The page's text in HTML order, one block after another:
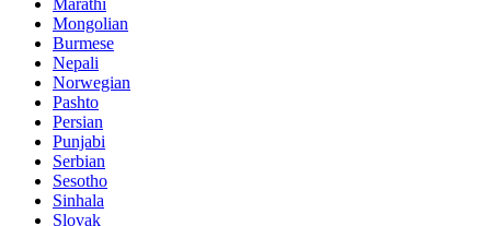
Marathi
Mongolian
Burmese
Nepali
Norwegian
Pashto
Persian
Punjabi
Serbian
Sesotho
Sinhala
Slovak